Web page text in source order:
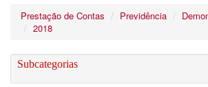
Prestação de Contas Previdência
2018
Subcategorias